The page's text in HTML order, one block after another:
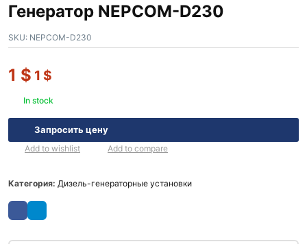
Генератор NEPCOM-D230
SKU: NEPCOM-D230
1 $ 1 $
In stock
Запросить цену
Add to wishlist Add to compare
Категория: Дизель-генераторные установки